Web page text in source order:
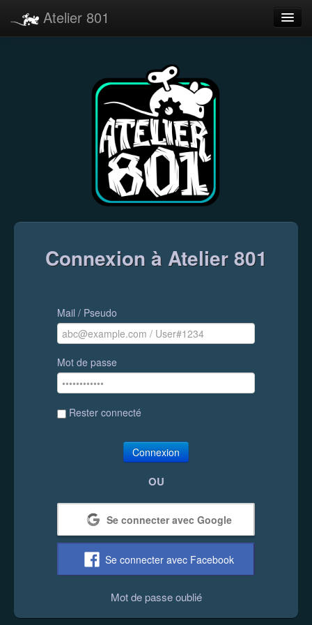
Atelier 801
Connexion à Atelier 801
Mail / Pseudo
Mot de passe
Rester connecté
Connexion
OU
Se connecter avec Google
Se connecter avec Facebook
Mot de passe oublié